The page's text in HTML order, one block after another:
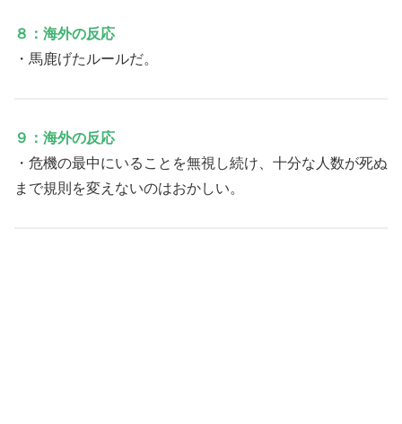
８：海外の反応
・馬鹿げたルールだ。
９：海外の反応
・危機の最中にいることを無視し続け、十分な人数が死ぬ
まで規則を変えないのはおかしい。